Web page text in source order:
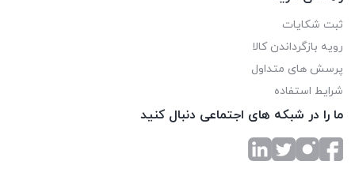
ثبت شکایات
رویه بازگرداندن کالا
پرسش های متداول
شرایط استفاده
ما را در شبکه های اجتماعی دنبال کنید